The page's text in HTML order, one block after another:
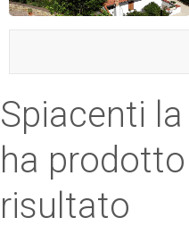
Spiacenti
ha
risultato